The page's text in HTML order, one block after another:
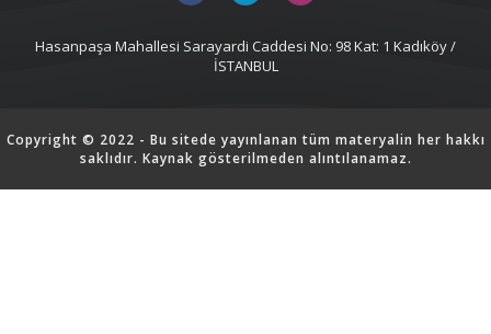
Hasanpaşa Mahallesi Sarayardi Caddesi No: 98 Kat: 1 Kadıköy /
İSTANBUL
Copyright © 2022 - Bu sitede yayınlanan tüm materyalin her hakkı
saklıdır. Kaynak gösterilmeden alıntılanamaz.